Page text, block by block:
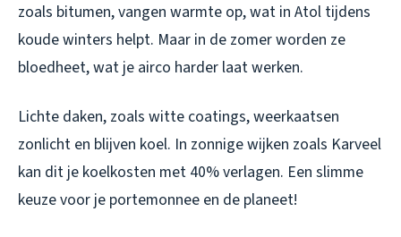
zoals bitumen, vangen warmte op, wat in Atol tijdens
koude winters helpt. Maar in de zomer worden ze
bloedheet, wat je airco harder laat werken.
Lichte daken, zoals witte coatings, weerkaatsen
zonlicht en blijven koel. In zonnige wijken zoals Karveel
kan dit je koelkosten met 40% verlagen. Een slimme
keuze voor je portemonnee en de planeet!